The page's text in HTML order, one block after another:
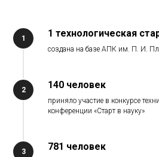
1 1 технологическая
создана на базе АПК им. П. И.
2 140 человек
приняло участие в конкурсе
конференции «Старт в науку»
3 781 человек